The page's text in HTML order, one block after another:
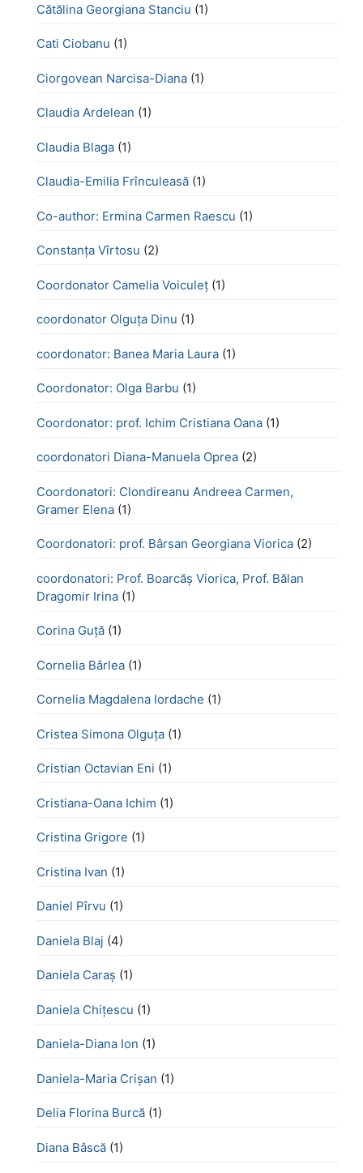
Cătălina Georgiana Stanciu (1)
Cati Ciobanu (1)
Ciorgovean Narcisa-Diana (1)
Claudia Ardelean (1)
Claudia Blaga (1)
Claudia-Emilia Frînculeasă (1)
Co-author: Ermina Carmen Raescu (1)
Constanța Vîrtosu (2)
Coordonator Camelia Voiculeț (1)
coordonator Olguța Dinu (1)
coordonator: Banea Maria Laura (1)
Coordonator: Olga Barbu (1)
Coordonator: prof. Ichim Cristiana Oana (1)
coordonatori Diana-Manuela Oprea (2)
Coordonatori: Clondireanu Andreea Carmen,
Gramer Elena (1)
Coordonatori: prof. Bârsan Georgiana Viorica (2)
coordonatori: Prof. Boarcăș Viorica, Prof. Bălan
Dragomir Irina (1)
Corina Guță (1)
Cornelia Bârlea (1)
Cornelia Magdalena Iordache (1)
Cristea Simona Olguța (1)
Cristian Octavian Eni (1)
Cristiana-Oana Ichim (1)
Cristina Grigore (1)
Cristina Ivan (1)
Daniel Pîrvu (1)
Daniela Blaj (4)
Daniela Caraș (1)
Daniela Chiţescu (1)
Daniela-Diana Ion (1)
Daniela-Maria Crișan (1)
Delia Florina Burcă (1)
Diana Bâscă (1)